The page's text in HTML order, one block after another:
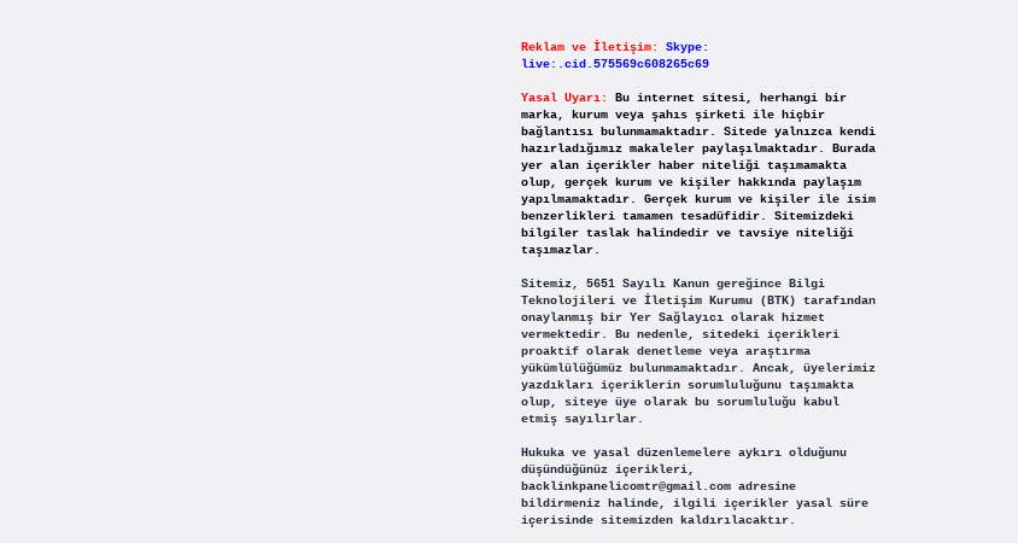
Reklam ve İletişim:
Skype:
live:.cid.575569c608265c69
Yasal Uyarı:
Bu internet sitesi, herhangi bir
marka, kurum veya şahıs şirketi ile hiçbir
bağlantısı bulunmamaktadır. Sitede yalnızca kendi
hazırladığımız makaleler paylaşılmaktadır. Burada
yer alan içerikler haber niteliği taşımamakta
olup, gerçek kurum ve kişiler hakkında paylaşım
yapılmamaktadır. Gerçek kurum ve kişiler ile isim
benzerlikleri tamamen tesadüfidir. Sitemizdeki
bilgiler taslak halindedir ve tavsiye niteliği
taşımazlar.
Sitemiz, 5651 Sayılı Kanun gereğince Bilgi
Teknolojileri ve İletişim Kurumu (BTK) tarafından
onaylanmış bir Yer Sağlayıcı olarak hizmet
vermektedir. Bu nedenle, sitedeki içerikleri
proaktif olarak denetleme veya araştırma
yükümlülüğümüz bulunmamaktadır. Ancak, üyelerimiz
yazdıkları içeriklerin sorumluluğunu taşımakta
olup, siteye üye olarak bu sorumluluğu kabul
etmiş sayılırlar.
Hukuka ve yasal düzenlemelere aykırı olduğunu
düşündüğünüz içerikleri,
backlinkpanelicomtr@gmail.comadresine
bildirmeniz halinde, ilgili içerikler yasal süre
içerisinde sitemizden kaldırılacaktır.